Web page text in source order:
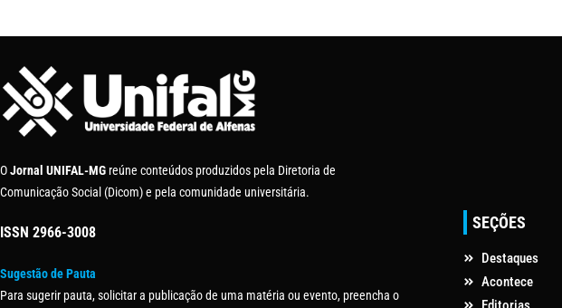
OJornal UNIFAL-MG reúne conteúdos produzidos pela Diretoria de
Comunicação Social (Dicom) e pela comunidade universitária.
ISSN 2966-3008
Sugestão de Pauta
Para sugerir pauta, solicitar a publicação de uma matéria ou evento, preencha o
SEÇÕES
Destaques
Acontece